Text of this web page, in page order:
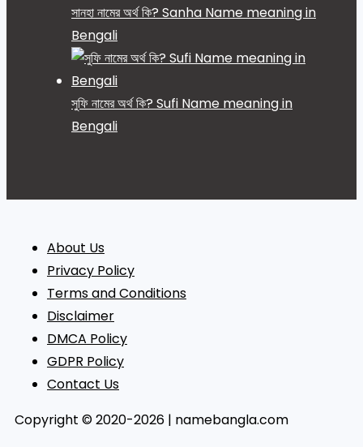
সানহা নামের অর্থ কি? Sanha Name meaning in
Bengali
সুফি নামের অর্থ কি? Sufi Name meaning in
Bengali
About Us
Privacy Policy
Terms and Conditions
Disclaimer
DMCA Policy
GDPR Policy
Contact Us
Copyright © 2020-2026 | namebangla.com